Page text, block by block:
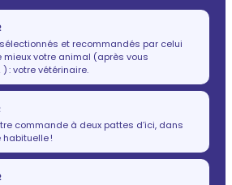
et recommandés par celui
mieux votre animal (après vous
: votre vétérinaire.
commande à deux pattes d’ici, dans
!